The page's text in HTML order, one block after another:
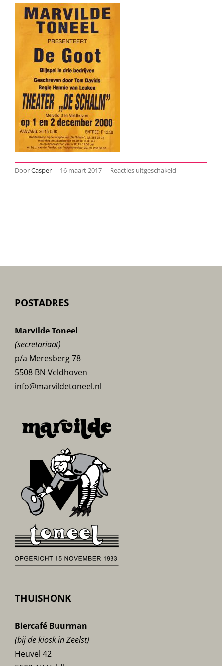
DoorCasper | 16 maart 2017 | Reacties uitgeschakeld
De-
POSTADRES
Marvilde Toneel
(secretariaat)
p/a Meresberg 78
5508 BN Veldhoven
info@marvildetoneel.nl
THUISHONK
Biercafé Buurman
(bij de kiosk in Zeelst)
Heuvel 42